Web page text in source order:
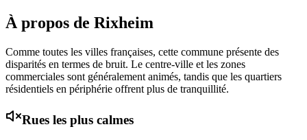
À propos de Rixheim
Comme toutes les villes françaises, cette commune présente des
disparités en termes de bruit. Le centre-ville et les zones
commerciales sont généralement animés, tandis que les quartiers
résidentiels en périphérie offrent plus de tranquillité.
Rues les plus calmes